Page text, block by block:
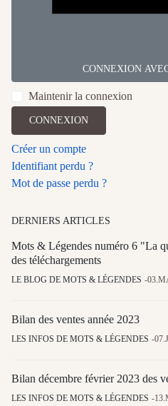
CONNEXION
Maintenir la connexion
CONNEXION
Créer un compte
Identifiant perdu ?
Mot de passe perdu ?
DERNIERS ARTICLES
Mots & Légendes numéro 6 "La
des téléchargements
LE BLOG DE MOTS & LÉGENDES
Bilan des ventes année 2023
LES INFOS DE MOTS & LÉGENDES
Bilan décembre février 2023 des
LES INFOS DE MOTS & LÉGENDES